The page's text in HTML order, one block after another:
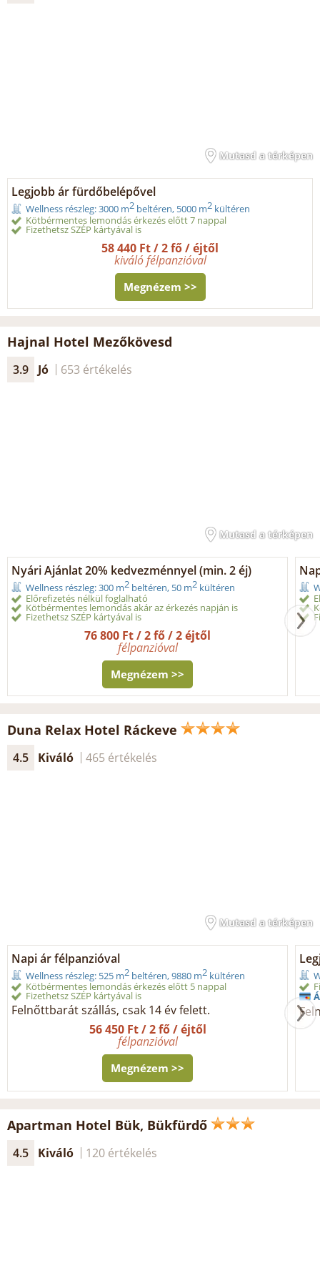
Mutasd a térképen
Legjobb ár fürdőbelépővel
Wellness részleg: 3000 m2 beltéren, 5000 m2 kültéren
Kötbérmentes lemondás érkezés előtt 7 nappal
Fizethetsz SZÉP kártyával is
58 440 Ft / 2 fő / éjtől
kiváló félpanzióval
Megnézem >>
Hajnal Hotel Mezőkövesd
3.9 Jó 653 értékelés
Mutasd a térképen
Nyári Ajánlat 20% kedvezménnyel (min. 2 éj)
Wellness részleg: 300 m2 beltéren, 50 m2 kültéren
Előrefizetés nélkül foglalható
Kötbérmentes lemondás akár az érkezés napján is
Fizethetsz SZÉP kártyával is
76 800 Ft / 2 fő / 2 éjtől
félpanzióval
Megnézem >>
Duna Relax Hotel Ráckeve
4.5 Kiváló 465 értékelés
Mutasd a térképen
Napi ár félpanzióval
Wellness részleg: 525 m2 beltéren, 9880 m2 kültéren
Kötbérmentes lemondás érkezés előtt 5 nappal
Fizethetsz SZÉP kártyával is
Felnőttbarát szállás, csak 14 év felett.
56 450 Ft / 2 fő / éjtől
félpanzióval
Megnézem >>
Apartman Hotel Bük, Bükfürdő
4.5 Kiváló 120 értékelés